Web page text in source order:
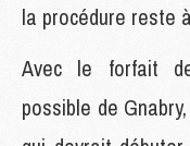
la procédure reste
Avec le forfait
possible de